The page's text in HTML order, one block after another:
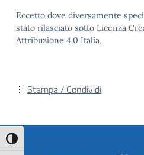
Attiva/disattiva alto contrasto
Eccetto dove diversamente
stato rilasciato sotto Licenza
Attribuzione 4.0 Italia.
Stampa / Condividi